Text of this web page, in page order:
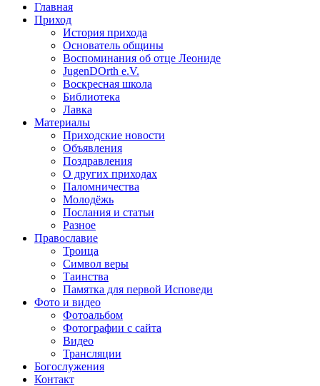
Главная
Приход
История прихода
Основатель общины
Воспоминания об отце Леониде
JugenDOrth e.V.
Воскресная школа
Библиотека
Лавка
Материалы
Приходские новости
Объявления
Поздравления
О других приходах
Паломничества
Молодёжь
Послания и статьи
Разное
Православие
Троица
Символ веры
Таинства
Памятка для первой Исповеди
Фото и видео
Фотоальбом
Фотографии с сайта
Видео
Трансляции
Богослужения
Контакт